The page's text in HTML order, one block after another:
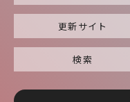
更新サイト
検索